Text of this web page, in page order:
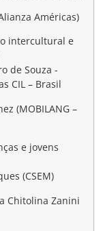
Américas)
intercultural e
de Souza -
CIL – Brasil
(MOBILANG –
e jovens
(CSEM)
Chitolina Zanini